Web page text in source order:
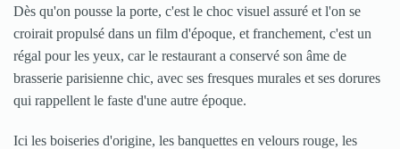
Dès qu'on pousse la porte, c'est le choc visuel assuré et l'on se
croirait propulsé dans un film d'époque, et franchement, c'est un
régal pour les yeux, car le restaurant a conservé son âme de
brasserie parisienne chic, avec ses fresques murales et ses dorures
qui rappellent le faste d'une autre époque.
Ici les boiseries d'origine, les banquettes en velours rouge, les